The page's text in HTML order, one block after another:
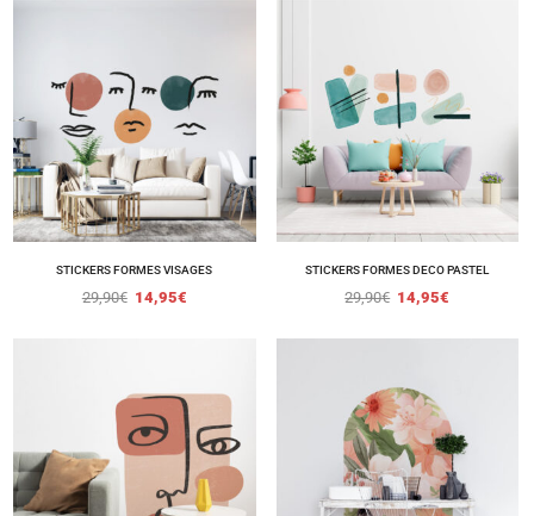
STICKERS FORMES VISAGES
29,90€ 14,95€
STICKERS FORMES DECO PASTEL
29,90€ 14,95€